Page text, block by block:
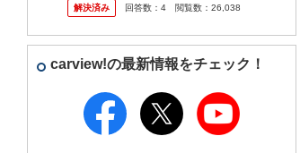
の車検の為、ディラーに見積もりを取った
解決済み
回答数： 4 閲覧数： 26,038
carview!の最新情報をチェック！